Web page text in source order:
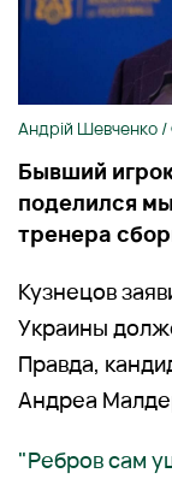
Андрій Шевченко
Бывший
поделился
тренера
Кузнецов
Украины
Правда,
Андреа
"Ребров сам